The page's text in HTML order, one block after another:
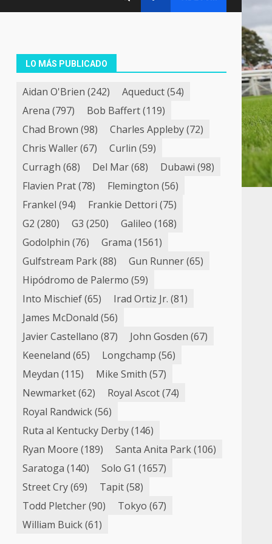
LO MÁS PUBLICADO
Aidan O'Brien (242) Aqueduct(54)
Arena (797) Bob Baffert(119)
Chad Brown (98) Charles Appleby(72)
Chris Waller(67) Curlin (59)
Curragh (68) Del Mar(68) Dubawi (98)
Flavien Prat(78) Flemington (56)
Frankel (94) Frankie Dettori (75)
G2 (280) G3 (250) Galileo (168)
Godolphin (76) Grama (1561)
Gulfstream Park(88) Gun Runner(65)
Hipódromo de Palermo (59)
Into Mischief(65) Irad Ortiz Jr. (81)
James McDonald (56)
Javier Castellano (87) John Gosden (67)
Keeneland (65) Longchamp (56)
Meydan (115) Mike Smith (57)
Newmarket(62) Royal Ascot(74)
Royal Randwick(56)
Ruta al Kentucky Derby(146)
Ryan Moore (189) Santa Anita Park(106)
Saratoga (140) Solo G1 (1657)
Street Cry(69) Tapit(58)
Todd Pletcher(90) Tokyo (67)
William Buick(61)